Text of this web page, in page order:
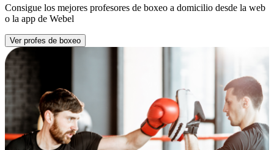
Consigue los mejores profesores de boxeo a domicilio desde la web
o la app de Webel
Ver profes de boxeo